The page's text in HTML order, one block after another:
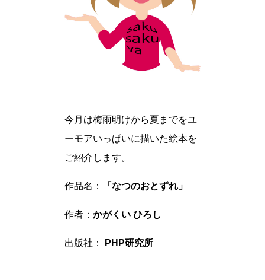
今月は梅雨明けから夏までをユ
ーモアいっぱいに描いた絵本を
ご紹介します。
作品名： 「なつのおとずれ」
作者：かがくい ひろし
出版社： PHP研究所